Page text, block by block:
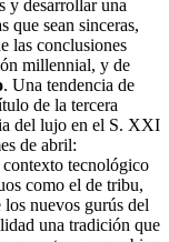
y desarrollar una
que sean sinceras,
las conclusiones
millennial, y de
. Una tendencia de
de la tercera
del lujo en el S. XXI
de abril:
tecnológico
como el de tribu,
nuevos gurús del
una tradición que